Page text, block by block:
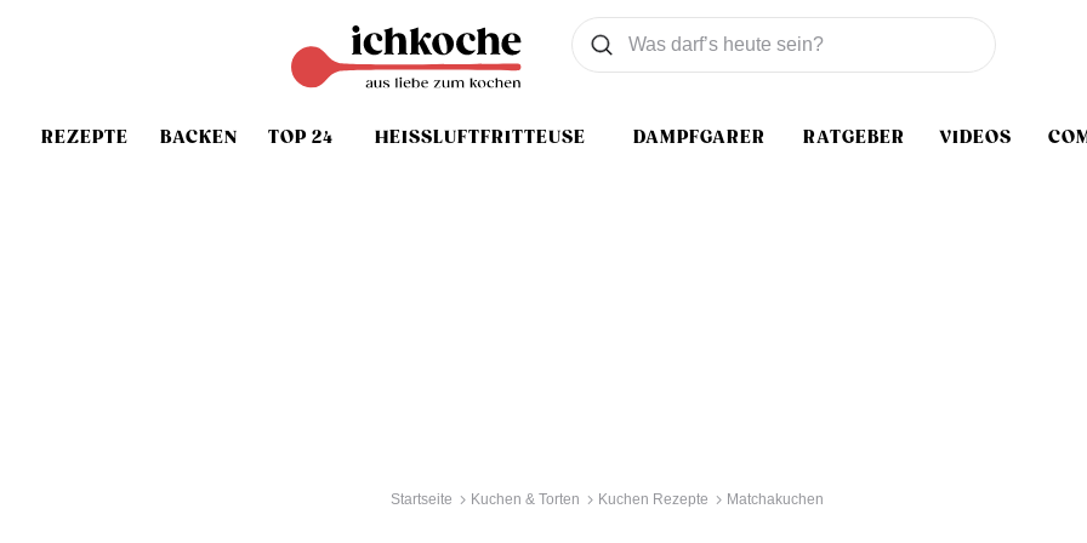
REZEPTE BACKEN TOP 24 HEISSLUFTFRITTEUSE DAMPFGARER RATGEBER VIDEOS
Was wollen Sie suchen
Suchen
Startseite Kuchen & Torten Kuchen Rezepte Matchakuchen